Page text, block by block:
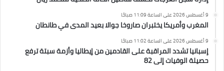
9 أغسطس 2026 على الساعة 11:09 صباحًا
المغرب وأمريكا يختبران صاروخا جوالا بعيد المدى في طانطان
9 أغسطس 2026 على الساعة 11:02 صباحًا
إسبانيا تشدد المراقبة على القادمين من إيطاليا وأزمة سبتة ترفع
حصيلة الوفيات إلى 82